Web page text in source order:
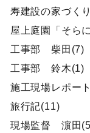
寿建設の家づく
屋上庭園「そら
工事部 柴田(7)
工事部 鈴木(1)
施工現場レポー
旅行記(11)
現場監督 濵田